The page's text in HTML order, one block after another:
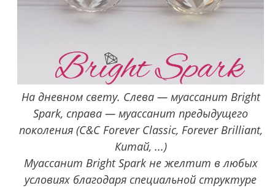
На дневном свету. Слева — муассанит Bright
Spark, справа — муассанит предыдущего
поколения (C&C Forever Classic, Forever Brilliant,
Китай, ...)
Муассанит Bright Spark не желтит в любых
условиях благодаря специальной структуре